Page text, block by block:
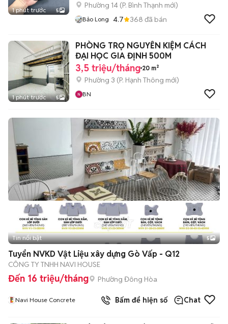
1 phút trước 5
Phường 14 (P. Bình Thạnh mới)
Bảo Long 4.7 368 đã bán
1 phút trước 5
PHÒNG TRỌ NGUYỄN KIỆM CÁCH
ĐẠI HỌC GIA ĐỊNH 500M
3,5 triệu/tháng 20 m²
Phường 3 (P. Hạnh Thông mới)
BN
Tin nổi bật 5
Tuyển NVKD Vật Liệu xây dựng Gò Vấp - Q12
CÔNG TY TNHH NAVI HOUSE
Đến 16 triệu/tháng Phường Đông Hòa
Navi House Concrete Bấm để hiện số Chat